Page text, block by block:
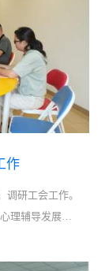
作
研工会工作。
理辅导发展中